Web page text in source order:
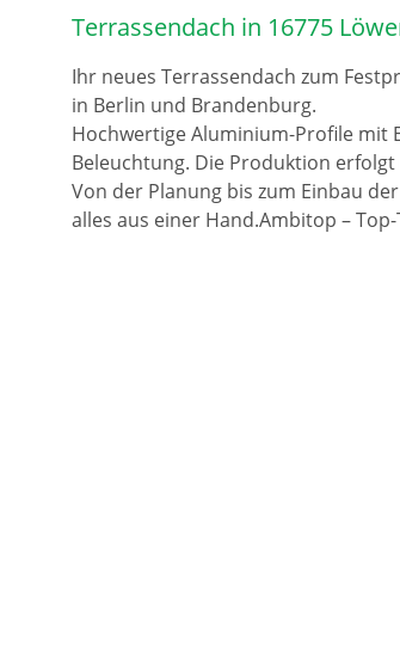
Terrassendach in 16775
Ihr neues Terrassendach zum
in Berlin und Brandenburg.
Hochwertige Aluminium-Profile mit
Beleuchtung. Die Produktion
Von der Planung bis zum Einbau
alles aus einer Hand.Ambitop –